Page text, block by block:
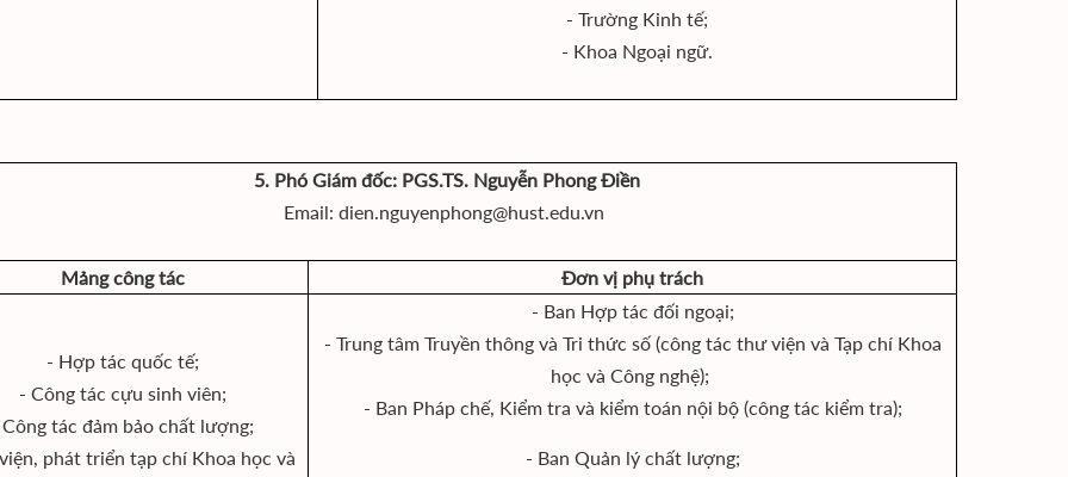
- Trường Kinh tế;
- Khoa Ngoại ngữ.
5. Phó Giám đốc: PGS.TS. Nguyễn Phong Điền
Email: dien.nguyenphong@hust.edu.vn
Mảng công tác Đơn vị phụ trách
- Hợp tác quốc tế;
- Công tác cựu sinh viên;
tác đảm bảo chất lượng;
phát triển tạp chí Khoa học và
- Ban Hợp tác đối ngoại;
- Trung tâm Truyền thông và Tri thức số (công tác thư viện và Tạp chí Khoa
học và Công nghệ);
- Ban Pháp chế, Kiểm tra và kiểm toán nội bộ (công tác kiểm tra);
- Ban Quản lý chất lượng;